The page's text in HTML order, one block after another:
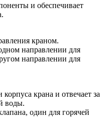
и обеспечивает
краном.
направлении для
направлении для
крана и отвечает за
воды.
один для горячей